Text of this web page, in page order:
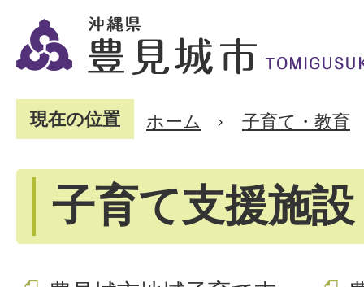
現在の位置 ホーム 子育て・教育
子育て支援施設